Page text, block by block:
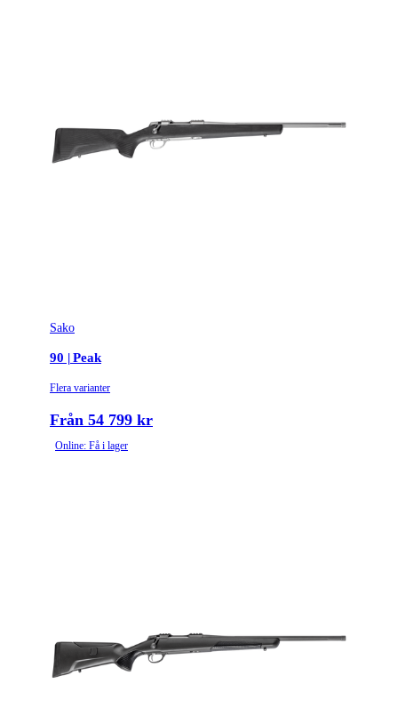
Sako
90 | Peak
Flera varianter
Från 54 799 kr
Online: Få i lager